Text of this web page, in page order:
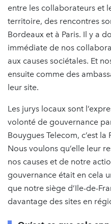
entre les collaborateurs et
territoire, des rencontres
Bordeaux et à Paris. Il y a
immédiate de nos
aux causes sociétales. Et
ensuite comme des
leur site.
Les jurys locaux sont
volonté de gouvernance
Bouygues Telecom, c’est
Nous voulons qu’elle leur
nos causes et de notre
gouvernance était en cela
que notre siège d’Ile-de-
davantage des sites en